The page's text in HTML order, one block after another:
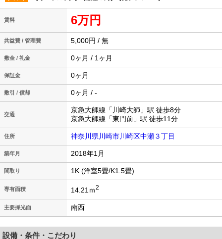
賃料 6万円
共益費 / 管理費 5,000円 / 無
敷金 / 礼金 0ヶ月 / 1ヶ月
保証金 0ヶ月
敷引 / 償却 0ヶ月 / -
交通
京急大師線「川崎大師」駅 徒歩8分
京急大師線「東門前」駅 徒歩11分
住所 神奈川県川崎市川崎区中瀬３丁目
築年月 2018年1月
間取り 1K (洋室5畳/K1.5畳)
専有面積 14.21ｍ2
主要採光面 南西
設備・条件・こだわり